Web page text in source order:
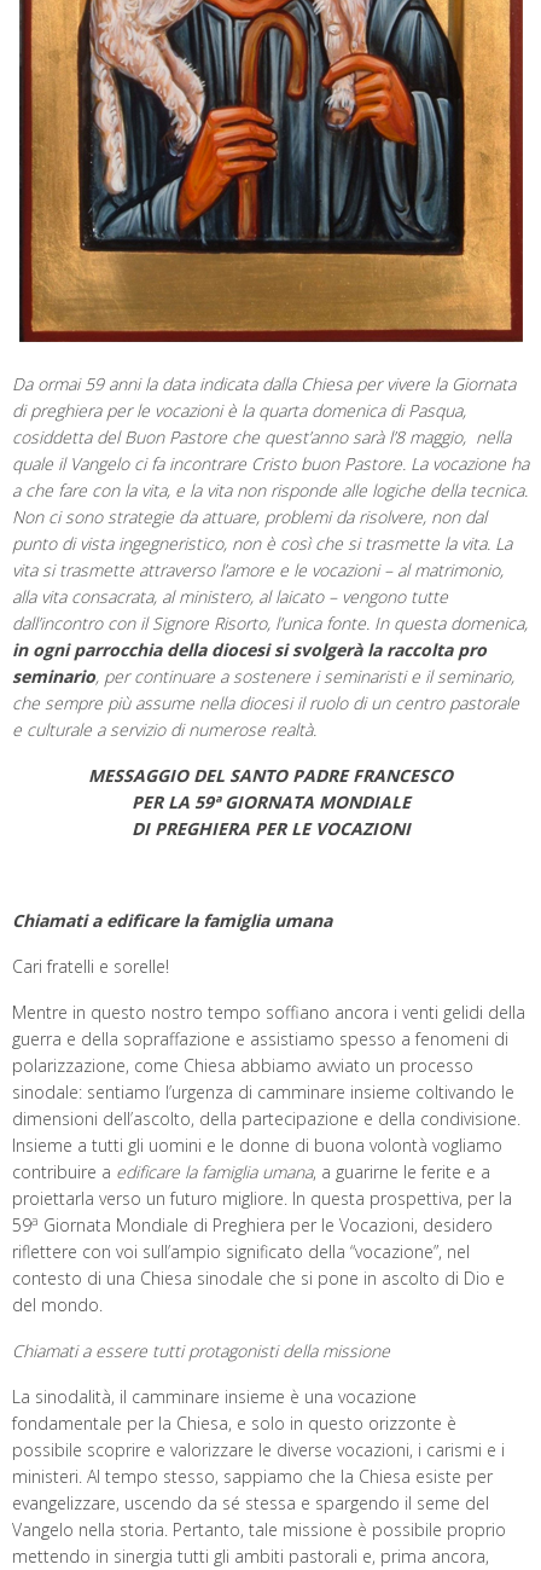
Da ormai 59 anni la data indicata dalla Chiesa per vivere la Giornata
di preghiera per le vocazioni è la quarta domenica di Pasqua,
cosiddetta del Buon Pastore che quest’anno sarà l’8 maggio, nella
quale il Vangelo ci fa incontrare Cristo buon Pastore. La vocazione ha
a che fare con la vita, e la vita non risponde alle logiche della tecnica.
Non ci sono strategie da attuare, problemi da risolvere, non dal
punto di vista ingegneristico, non è così che si trasmette la vita. La
vita si trasmette attraverso l’amore e le vocazioni – al matrimonio,
alla vita consacrata, al ministero, al laicato – vengono tutte
dall’incontro con il Signore Risorto, l’unica fonte. In questa domenica,
in ogni parrocchia della diocesi si svolgerà la raccolta pro
seminario, per continuare a sostenere i seminaristi e il seminario,
che sempre più assume nella diocesi il ruolo di un centro pastorale
e culturale a servizio di numerose realtà.
MESSAGGIO DEL SANTO PADRE FRANCESCO
PER LA 59ª GIORNATA MONDIALE
DI PREGHIERA PER LE VOCAZIONI
Chiamati a edificare la famiglia umana
Cari fratelli e sorelle!
Mentre in questo nostro tempo soffiano ancora i venti gelidi della
guerra e della sopraffazione e assistiamo spesso a fenomeni di
polarizzazione, come Chiesa abbiamo avviato un processo
sinodale: sentiamo l’urgenza di camminare insieme coltivando le
dimensioni dell’ascolto, della partecipazione e della condivisione.
Insieme a tutti gli uomini e le donne di buona volontà vogliamo
contribuire a edificare la famiglia umana, a guarirne le ferite e a
proiettarla verso un futuro migliore. In questa prospettiva, per la
59a Giornata Mondiale di Preghiera per le Vocazioni, desidero
riflettere con voi sull’ampio significato della “vocazione”, nel
contesto di una Chiesa sinodale che si pone in ascolto di Dio e
del mondo.
Chiamati a essere tutti protagonisti della missione
La sinodalità, il camminare insieme è una vocazione
fondamentale per la Chiesa, e solo in questo orizzonte è
possibile scoprire e valorizzare le diverse vocazioni, i carismi e i
ministeri. Al tempo stesso, sappiamo che la Chiesa esiste per
evangelizzare, uscendo da sé stessa e spargendo il seme del
Vangelo nella storia. Pertanto, tale missione è possibile proprio
mettendo in sinergia tutti gli ambiti pastorali e, prima ancora,